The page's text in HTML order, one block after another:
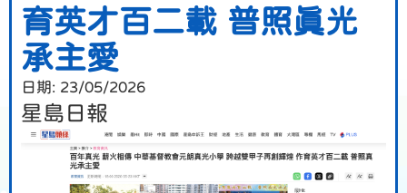
育英才百二載 普照真光
承主愛
日期: 23/05/2026
星島日報